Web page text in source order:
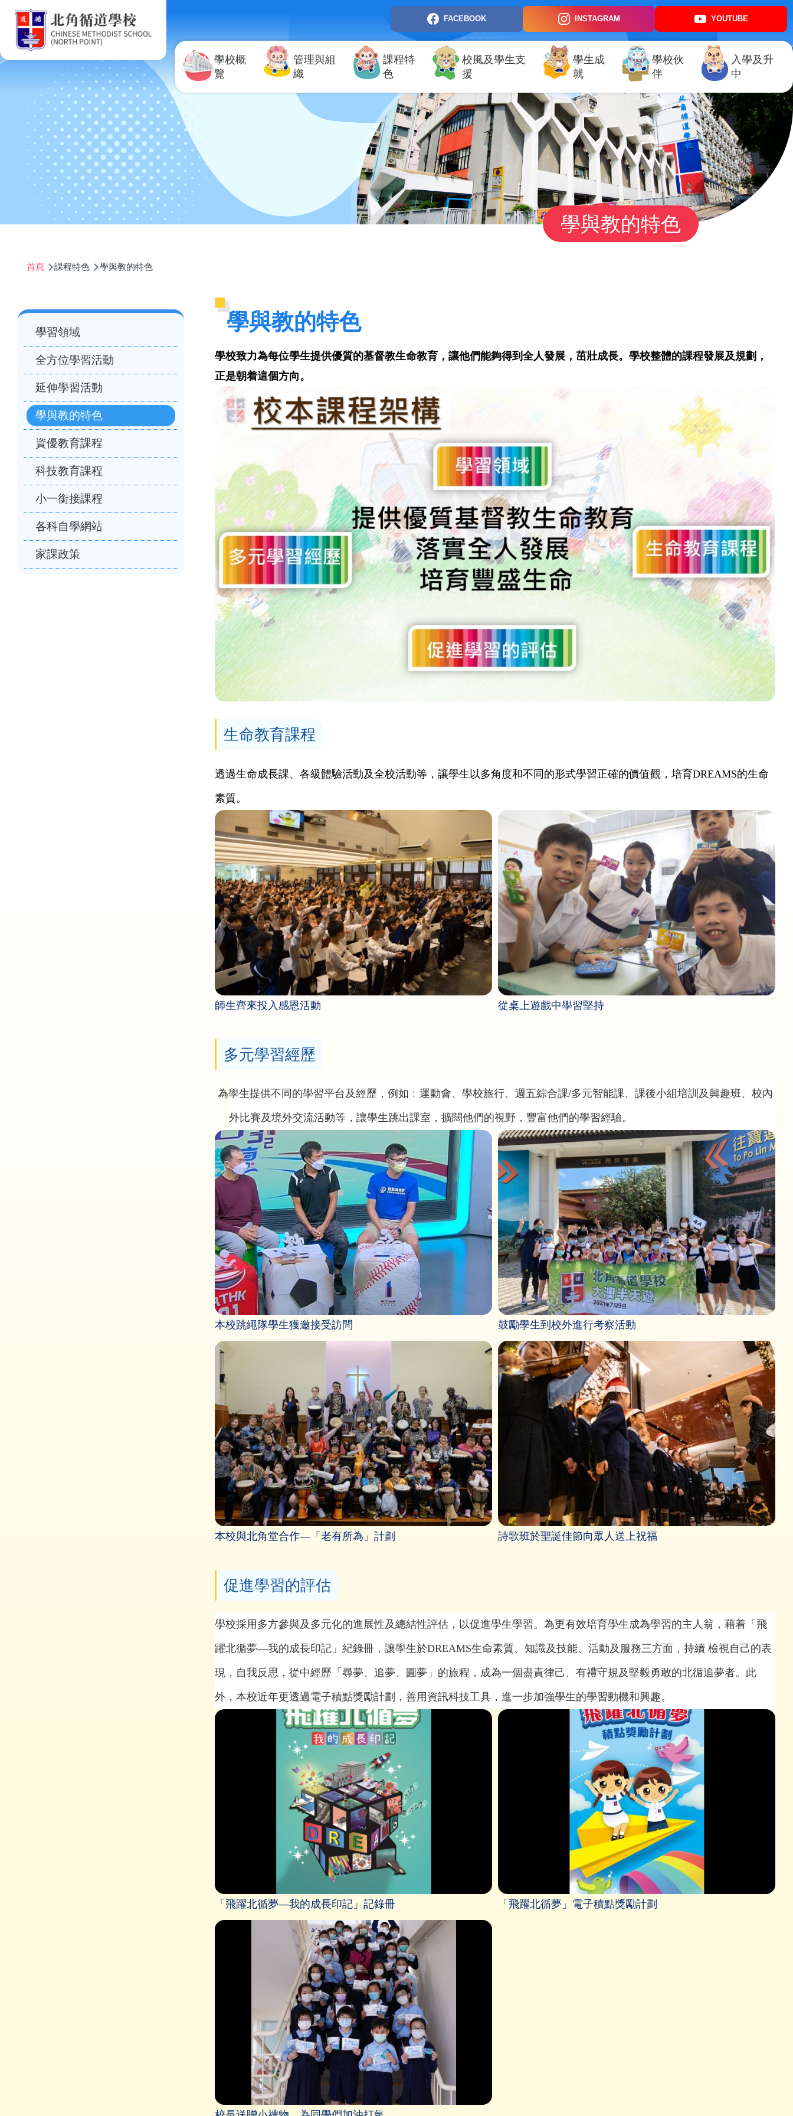
移至主內容
FACEBOOK INSTAGRAM YOUTUBE
學校概
覽
管理與組
織
課程特
色
校風及學生支
援
學生成
就
學校伙
伴
入學及升
中
學與教的特色
航
結
首頁 課程特色 學與教的特色
學與教的特色
學校致力為每位學生提供優質的基督教生命教育，讓他們能夠得到全人發展，茁壯成長。學校整體的課程發展及規劃，
正是朝着這個方向。
生命教育課程
透過生命成長課、各級體驗活動及全校活動等，讓學生以多角度和不同的形式學習正確的價值觀，培育DREAMS的生命
素質。
師生齊來投入感恩活動 從桌上遊戲中學習堅持
多元學習經歷
為學生提供不同的學習平台及經歷，例如﹕運動會、學校旅行、週五綜合課/多元智能課、課後小組培訓及興趣班、校內
外比賽及境外交流活動等，讓學生跳出課室，擴闊他們的視野，豐富他們的學習經驗。
本校跳繩隊學生獲邀接受訪問 鼓勵學生到校外進行考察活動
本校與北角堂合作—「老有所為」計劃 詩歌班於聖誕佳節向眾人送上祝福
促進學習的評估
學校採用多方參與及多元化的進展性及總結性評估，以促進學生學習。為更有效培育學生成為學習的主人翁，藉着「飛
躍北循夢—我的成長印記」紀錄冊，讓學生於DREAMS生命素質、知識及技能、活動及服務三方面，持續 檢視自己的表
現，自我反思，從中經歷「尋夢、追夢、圓夢」的旅程，成為一個盡責律己、有禮守規及堅毅勇敢的北循追夢者。此
外，本校近年更透過電子積點獎勵計劃，善用資訊科技工具，進一步加強學生的學習動機和興趣。
「飛躍北循夢—我的成長印記」記錄冊 「飛躍北循夢」電子積點獎勵計劃
Main
navigation
學習領域
全方位學習活動
延伸學習活動
學與教的特色
資優教育課程
科技教育課程
小一銜接課程
各科自學網站
家課政策